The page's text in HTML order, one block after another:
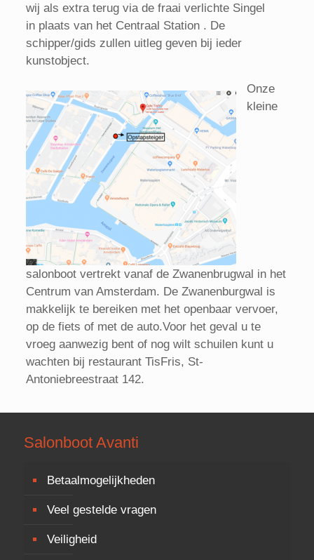
wij als extra terug via de fraai verlichte Singel
in plaats van het Centraal Station . De
schipper/gids zullen uitleg geven bij ieder
kunstobject.
Onze
kleine
salonboot vertrekt vanaf de Zwanenbrugwal in het
Centrum van Amsterdam. De Zwanenburgwal is
makkelijk te bereiken met het openbaar vervoer,
op de fiets of met deauto.Voor het geval u te
vroeg aanwezig bent of nog wilt schuilen kunt u
wachten bij restaurant TisFris, St-
Antoniebreestraat 142.
Salonboot Avanti
Betaalmogelijkheden
Veel gestelde vragen
Veiligheid